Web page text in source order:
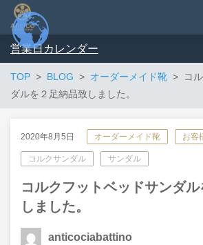
営業日カレンダー
TOP BLOG オーダーメイド靴
コ
ダルを２足納品致しました。
2020年8月5日 オーダーメイド靴 お客
コルクサンダル サンダル
コルクフットベッドサンダ
しました。
anticociabattino